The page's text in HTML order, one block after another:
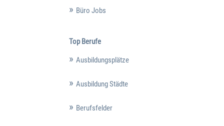
Büro Jobs
Top Berufe
Ausbildungsplätze
Ausbildung Städte
Berufsfelder